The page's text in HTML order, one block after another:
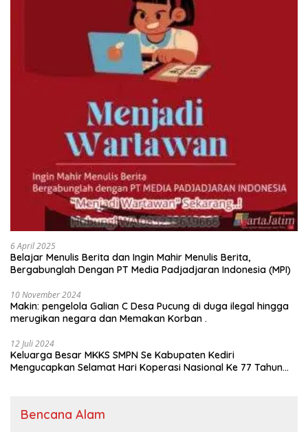
6 April 2025
Belajar Menulis Berita dan Ingin Mahir Menulis Berita,
Bergabunglah Dengan PT Media Padjadjaran Indonesia (MPI)
10 November 2024
Makin: pengelola Galian C Desa Pucung di duga ilegal hingga
merugikan negara dan Memakan Korban .
12 Juli 2024
Keluarga Besar MKKS SMPN Se Kabupaten Kediri
Mengucapkan Selamat Hari Koperasi Nasional Ke 77 Tahun
Bencana Alam